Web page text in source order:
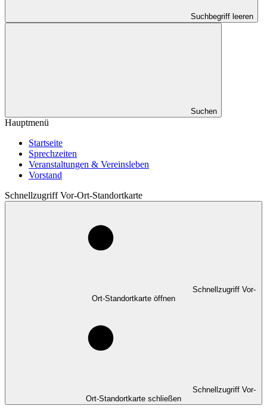
Suchbegriff leeren
Suchen
Hauptmenü
Startseite
Sprechzeiten
Veranstaltungen & Vereinsleben
Vorstand
Schnellzugriff Vor-Ort-Standortkarte
Schnellzugriff Vor-
Ort-Standortkarte öffnen
Schnellzugriff Vor-
Ort-Standortkarte schließen